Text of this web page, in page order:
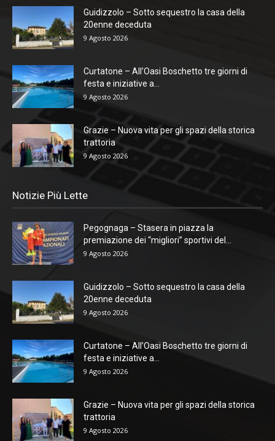
Guidizzolo – Sotto sequestro la casa della
20enne deceduta
9 Agosto 2026
Curtatone – All’Oasi Boschetto tre giorni di
festa e iniziative a...
9 Agosto 2026
Grazie – Nuova vita per gli spazi della storica
trattoria
9 Agosto 2026
Notizie Più Lette
Pegognaga – Stasera in piazza la
premiazione dei “migliori” sportivi del...
9 Agosto 2026
Guidizzolo – Sotto sequestro la casa della
20enne deceduta
9 Agosto 2026
Curtatone – All’Oasi Boschetto tre giorni di
festa e iniziative a...
9 Agosto 2026
Grazie – Nuova vita per gli spazi della storica
trattoria
9 Agosto 2026